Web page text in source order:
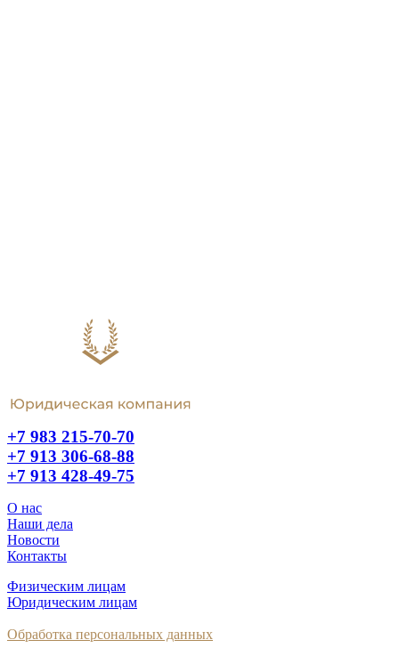
+7 983 215-70-70
+7 913 306-68-88
+7 913 428-49-75
О нас
Наши дела
Новости
Контакты
Физическим лицам
Юридическим лицам
Обработка персональных данных